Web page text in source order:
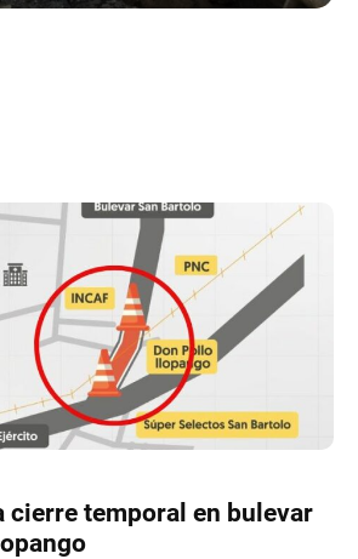
cierre temporal en bulevar